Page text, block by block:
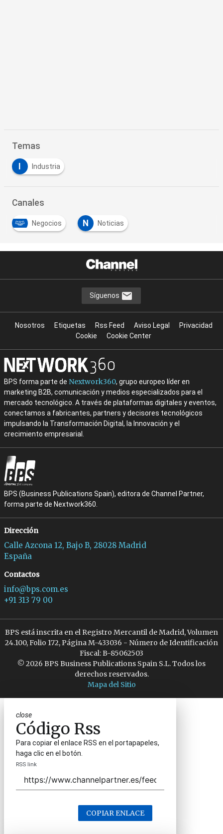
Temas
Industria
Canales
Negocios N Noticias
Síguenos
Nosotros Etiquetas Rss Feed Aviso Legal
Privacidad
Cookie
Cookie Center
BPS forma parte de Nextwork360, grupo europeo líder en
marketing B2B, comunicación y medios especializados para el
mercado tecnológico. A través de plataformas digitales y eventos,
conectamos a fabricantes, partners y decisores tecnológicos
impulsando la Transformación Digital, la Innovación y el
crecimiento empresarial.
BPS (Business Publications Spain), editora de Channel Partner,
forma parte de Nextwork360.
Dirección
Calle Azcona 12, Bajo B, 28028 Madrid
España
Contactos
info@bps.com.es
+91 313 79 00
BPS está inscrita en el Registro Mercantil de Madrid, Volumen
24.100, Folio 172, Página M-433036 - Número de Identificación
Fiscal: B-85062503
© 2026 BPS Business Publications Spain S.L. Todos los
derechos reservados.
Mapa del Sitio
close
Código Rss
Para copiar el enlace RSS en el portapapeles,
haga clic en el botón.
RSS link
COPIAR ENLACE